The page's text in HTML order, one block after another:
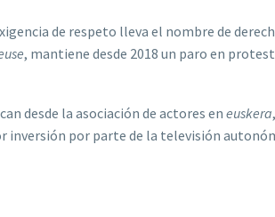
de respeto lleva el nombre de
, mantiene desde 2018 un paro en
desde la asociación de actores en euskera
inversión por parte de la televisión